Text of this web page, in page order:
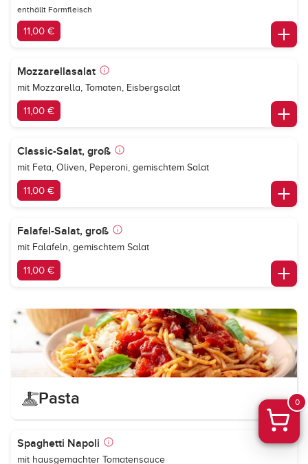
enthällt Formfleisch
11,00 €
Mozzarellasalat
mit Mozzarella, Tomaten, Eisbergsalat
11,00 €
Classic-Salat, groß
mit Feta, Oliven, Peperoni, gemischtem Salat
11,00 €
Falafel-Salat, groß
mit Falafeln, gemischtem Salat
11,00 €
Pasta
Spaghetti Napoli
mit hausgemachter Tomatensauce
0